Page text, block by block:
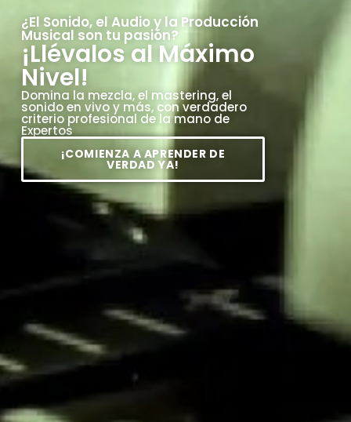
¿El Sonido, el Audio y la Producción
Musical son tu pasión?
¡Llévalos al Máximo
Nivel!
Domina la mezcla, el mastering, el
sonido en vivo y más, con verdadero
criterio profesional de la mano de
Expertos
¡COMIENZA A APRENDER DE
VERDAD YA!